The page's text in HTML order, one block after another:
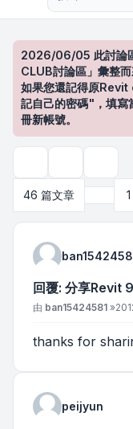
2026/06/05 此討論
CLUB討論區」彙整
如果您還記得原
記自己的密碼"，填寫
冊新帳號。
46 篇文章
上一頁1
回覆: 分享Revit
文章
由 ban15424581 »
thanks for
peijyun